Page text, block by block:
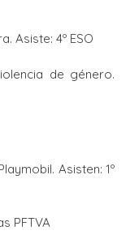
Asiste: 4º ESO
de género.
Asisten: 1º
PFTVA